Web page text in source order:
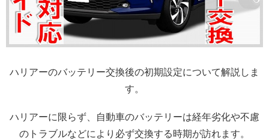
ハリアーのバッテリー交換後の初期設定について解説しま
す。
ハリアーに限らず、自動車のバッテリーは経年劣化や不慮
のトラブルなどにより必ず交換する時期が訪れます。